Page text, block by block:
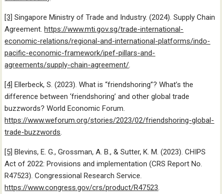
[3] Singapore Ministry of Trade and Industry. (2024). Supply Chain
Agreement.https://www.mti.gov.sg/trade-international-
economic-relations/regional-and-international-platforms/indo-
pacific-economic-framework/ipef-pillars-and-
agreements/supply-chain-agreement/.
[4] Ellerbeck, S. (2023). What is “friendshoring”? What’s the
difference between ‘friendshoring’ and other global trade
buzzwords? World Economic Forum.
https://www.weforum.org/stories/2023/02/friendshoring-global-
trade-buzzwords.
[5] Blevins, E. G., Grossman, A. B., & Sutter, K. M. (2023). CHIPS
Act of 2022: Provisions and implementation (CRS Report No.
R47523). Congressional Research Service.
https://www.congress.gov/crs/product/R47523.